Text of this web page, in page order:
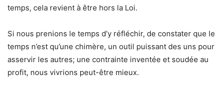
temps, cela revient à être hors la Loi.
Si nous prenions le temps d’y réfléchir, de constater que le
temps n’est qu’une chimère, un outil puissant des uns pour
asservir les autres; une contrainte inventée et soudée au
profit, nous vivrions peut-être mieux.